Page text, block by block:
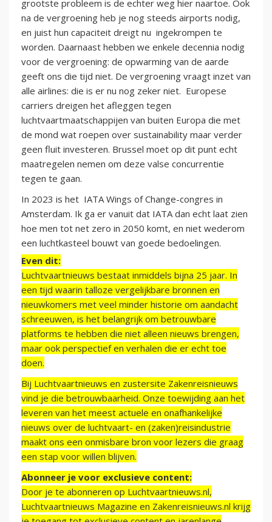
grootste probleem is de echter weg hier naartoe. Ook
na de vergroening heb je nog steeds airports nodig,
en juist hun capaciteit dreigt nu ingekrompen te
worden. Daarnaast hebben we enkele decennia nodig
voor de vergroening: de opwarming van de aarde
geeft ons die tijd niet. De vergroening vraagt inzet van
alle airlines: die is er nu nog zeker niet. Europese
carriers dreigen het afleggen tegen
luchtvaartmaatschappijen van buiten Europa die met
de mond wat roepen over sustainability maar verder
geen fluit investeren. Brussel moet op dit punt echt
maatregelen nemen om deze valse concurrentie
tegen te gaan.
In 2023 is het IATA Wings of Change-congres in
Amsterdam. Ik ga er vanuit dat IATA dan echt laat zien
hoe men tot net zero in 2050 komt, en niet wederom
een luchtkasteel bouwt van goede bedoelingen.
Even dit:
Luchtvaartnieuws bestaat inmiddels bijna 25 jaar. In
een tijd waarin talloze vergelijkbare bronnen en
nieuwkomers met veel minder historie om aandacht
schreeuwen, is het belangrijk om betrouwbare
platforms te hebben die niet alleen nieuws brengen,
maar ook perspectief en verhalen die er echt toe
doen.
Bij Luchtvaartnieuws en zustersite Zakenreisnieuws
vind je die betrouwbaarheid. Onze toewijding aan het
leveren van het meest actuele en onafhankelijke
nieuws over de luchtvaart- en (zaken)reisindustrie
maakt ons een onmisbare bron voor lezers die graag
een stap voor willen blijven.
Abonneer je voor exclusieve content:
Door je te abonneren op Luchtvaartnieuws.nl,
Luchtvaartnieuws Magazine en Zakenreisnieuws.nl krijg